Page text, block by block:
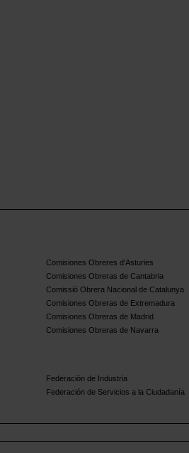
Comisiones Obreres d'Asturies
Comisiones Obreras de Cantabria
Comissió Obrera Nacional de Catalunya
Comisiones Obreras de Extremadura
Comisiones Obreras de Madrid
Comisiones Obreras de Navarra
Federación de Industria
Federación de Servicios a la Ciudadanía